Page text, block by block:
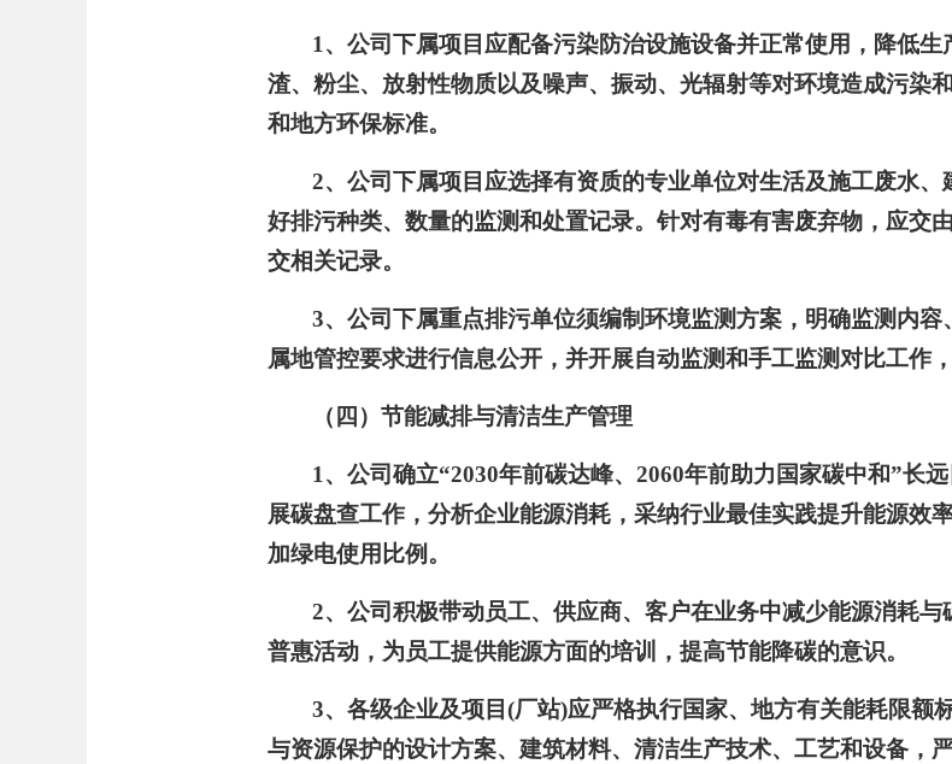
1、公司下属项目应配备污染防治设施设备并正常使用，降低
渣、粉尘、放射性物质以及噪声、振动、光辐射等对环境造成污染
和地方环保标准。
2、公司下属项目应选择有资质的专业单位对生活及施工废水
好排污种类、数量的监测和处置记录。针对有毒有害废弃物，应交
交相关记录。
3、公司下属重点排污单位须编制环境监测方案，明确监测内
属地管控要求进行信息公开，并开展自动监测和手工监测对比工作
（四）节能减排与清洁生产管理
1、公司确立“2030年前碳达峰、2060年前助力国家碳中和”长
展碳盘查工作，分析企业能源消耗，采纳行业最佳实践提升能源效
加绿电使用比例。
2、公司积极带动员工、供应商、客户在业务中减少能源消耗
普惠活动 ，为员工提供能源方面的培训，提高节能降碳的意识。
3、各级企业及项目(厂站)应严格执行国家、地方有关能耗限额
与资源保护的设计方案、建筑材料、清洁生产技术、工艺和设备，